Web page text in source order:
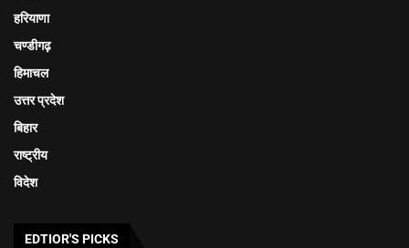
हरियाणा
चण्डीगढ़
हिमाचल
उत्तर प्रदेश
बिहार
राष्ट्रीय
विदेश
EDTIOR'S PICKS